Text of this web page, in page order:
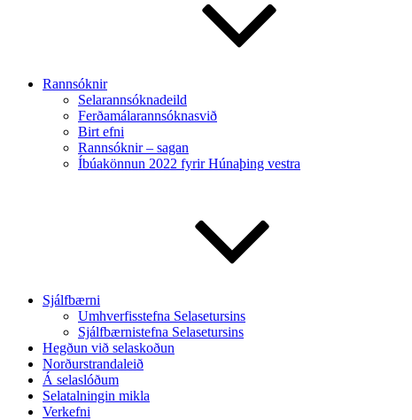
Rannsóknir
Selarannsóknadeild
Ferðamálarannsóknasvið
Birt efni
Rannsóknir – sagan
Íbúakönnun 2022 fyrir Húnaþing vestra
Sjálfbærni
Umhverfisstefna Selasetursins
Sjálfbærnistefna Selasetursins
Hegðun við selaskoðun
Norðurstrandaleið
Á selaslóðum
Selatalningin mikla
Verkefni